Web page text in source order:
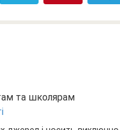
та школярам